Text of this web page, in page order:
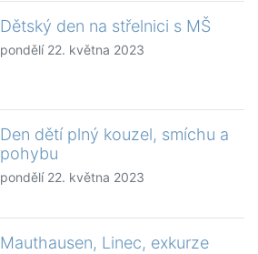
Dětský den na střelnici s MŠ
pondělí 22. května 2023
Den dětí plný kouzel, smíchu a
pohybu
pondělí 22. května 2023
Mauthausen, Linec, exkurze